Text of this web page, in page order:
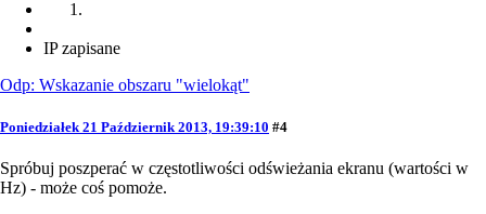
IP zapisane
Odp: Wskazanie obszaru "wielokąt"
Poniedziałek 21 Październik 2013, 19:39:10 #4
Spróbuj poszperać w częstotliwości odświeżania ekranu (wartości w
Hz) - może coś pomoże.